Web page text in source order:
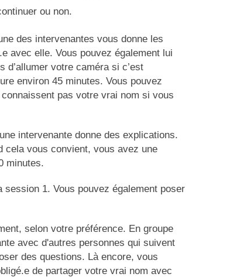
ou non.
des intervenantes vous donne les
avec elle. Vous pouvez également lui
d’allumer votre caméra si c’est
environ 45 minutes. Vous pouvez
pas votre vrai nom si vous
intervenante donne des explications.
cela vous convient, vous avez une
minutes.
1. Vous pouvez également poser
selon votre préférence. En groupe
avec d'autres personnes qui suivent
des questions. Là encore, vous
de partager votre vrai nom avec